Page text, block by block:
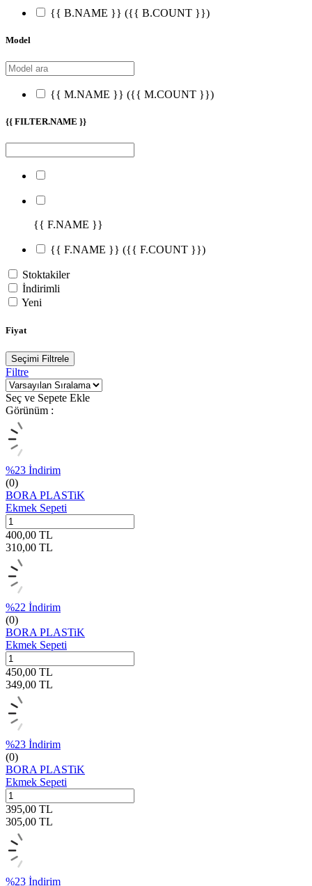
{{ B.NAME }} ({{ B.COUNT }})
Model
{{ M.NAME }} ({{ M.COUNT }})
{{ FILTER.NAME }}
{{ F.NAME }}
{{ F.NAME }} ({{ F.COUNT }})
Stoktakiler
İndirimli
Yeni
Fiyat
Seçimi Filtrele
Filtre
Seç ve Sepete Ekle
Görünüm :
%23 İndirim
(0)
BORA PLASTiK
Ekmek Sepeti
400,00 TL
310,00 TL
%22 İndirim
(0)
BORA PLASTiK
Ekmek Sepeti
450,00 TL
349,00 TL
%23 İndirim
(0)
BORA PLASTiK
Ekmek Sepeti
395,00 TL
305,00 TL
%23 İndirim